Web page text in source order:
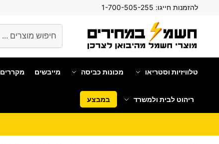
להזמנות חייגו:
טלוויזיות וסטריאו מכונות כביסה מייבשים מקררים
ריהוט לבית ולמשרד במבצע